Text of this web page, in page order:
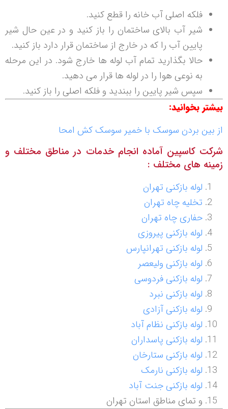
فلکه اصلی آب خانه را قطع کنید.
شیر آب بالای ساختمان را باز کنید و در عین حال شیر
پایین آب را که در خارج از ساختمان قرار دارد باز کنید.
حالا بگذارید تمام آب لوله ها خارج شود. در این مرحله
به نوعی هوا را در لوله ها قرار می دهید.
سپس شیر پایین را ببندید و فلکه اصلی را باز کنید.
بیشتر بخوانید:
از بین بردن سوسک با خمیر سوسک کش امحا
شرکت کاسپین آماده انجام خدمات در مناطق مختلف و
زمینه های مختلف :
لوله بازکنی تهران
تخلیه چاه تهران
حفاری چاه تهران
لوله بازکنی پیروزی
لوله بازکنی تهرانپارس
لوله بازکنی ولیعصر
لوله بازکنی فردوسی
لوله بازکنی نبرد
لوله بازکنی آزادی
لوله بازکنی نظام آباد
لوله بازکنی پاسداران
لوله بازکنی ستارخان
لوله بازکنی نارمک
لوله بازکنی جنت آباد
و تمای مناطق استان تهران